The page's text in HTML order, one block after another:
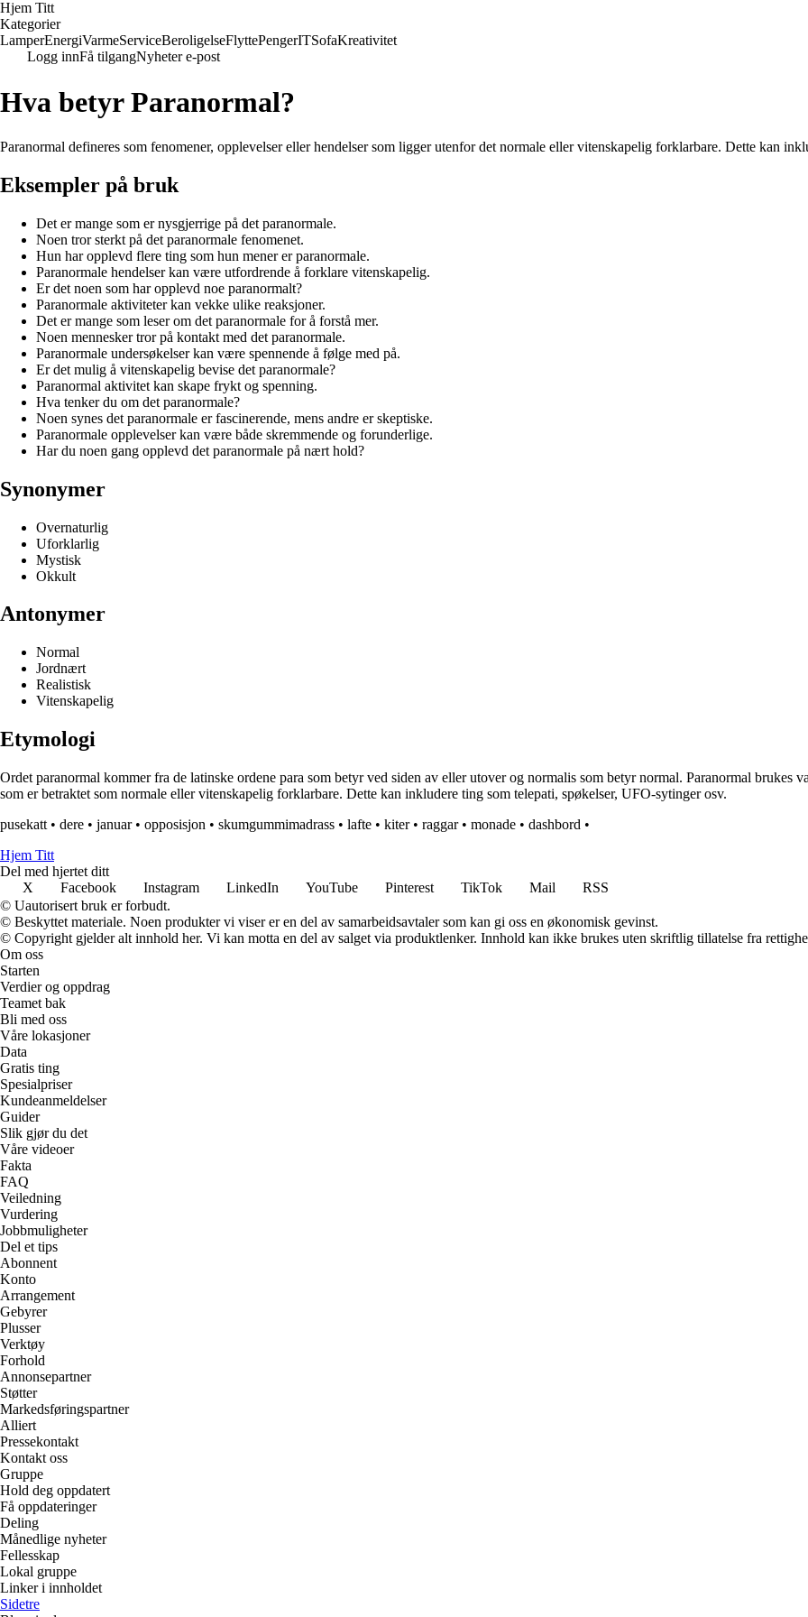
Hjem Titt
Kategorier
LamperEnergiVarmeServiceBeroligelseFlyttePengerITSofaKreativitet
Logg innFå tilgangNyheter e-post
Hva betyr Paranormal?
Paranormal defineres som fenomener, opplevelser eller hendelser som ligger utenfor det normale eller vitenskapelig forklarbare. Dette kan
Eksempler på bruk
Det er mange som er nysgjerrige på det paranormale.
Noen tror sterkt på det paranormale fenomenet.
Hun har opplevd flere ting som hun mener er paranormale.
Paranormale hendelser kan være utfordrende å forklare vitenskapelig.
Er det noen som har opplevd noe paranormalt?
Paranormale aktiviteter kan vekke ulike reaksjoner.
Det er mange som leser om det paranormale for å forstå mer.
Noen mennesker tror på kontakt med det paranormale.
Paranormale undersøkelser kan være spennende å følge med på.
Er det mulig å vitenskapelig bevise det paranormale?
Paranormal aktivitet kan skape frykt og spenning.
Hva tenker du om det paranormale?
Noen synes det paranormale er fascinerende, mens andre er skeptiske.
Paranormale opplevelser kan være både skremmende og forunderlige.
Har du noen gang opplevd det paranormale på nært hold?
Synonymer
Overnaturlig
Uforklarlig
Mystisk
Okkult
Antonymer
Normal
Jordnært
Realistisk
Vitenskapelig
Etymologi
Ordet paranormal kommer fra de latinske ordene para som betyr ved siden av eller utover og normalis som betyr normal. Paranormal brukes
som er betraktet som normale eller vitenskapelig forklarbare. Dette kan inkludere ting som telepati, spøkelser, UFO-sytinger osv.
pusekatt • dere • januar• opposisjon • skumgummimadrass • lafte • kiter• raggar• monade • dashbord •
Hjem Titt
Del med hjertet ditt
X
Facebook Instagram LinkedIn YouTube Pinterest TikTok Mail
RSS
© Uautorisert bruk er forbudt.
© Beskyttet materiale. Noen produkter vi viser er en del av samarbeidsavtaler som kan gi oss en økonomisk gevinst.
© Copyright gjelder alt innhold her. Vi kan motta en del av salget via produktlenker. Innhold kan ikke brukes uten skriftlig tillatelse fra
Om oss
Starten
Verdier og oppdrag
Teamet bak
Bli med oss
Våre lokasjoner
Data
Gratis ting
Spesialpriser
Kundeanmeldelser
Guider
Slik gjør du det
Våre videoer
Fakta
FAQ
Veiledning
Vurdering
Jobbmuligheter
Del et tips
Abonnent
Konto
Arrangement
Gebyrer
Plusser
Verktøy
Forhold
Annonsepartner
Støtter
Markedsføringspartner
Alliert
Pressekontakt
Kontakt oss
Gruppe
Hold deg oppdatert
Få oppdateringer
Deling
Månedlige nyheter
Fellesskap
Lokal gruppe
Linker i innholdet
Sidetre